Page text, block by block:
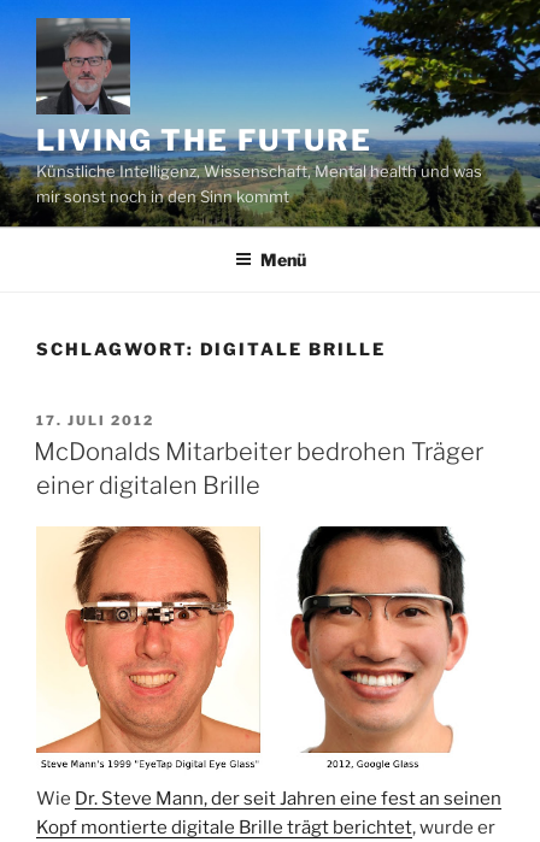
Zum
Inhalt
springen
LIVING THE FUTURE
Künstliche Intelligenz, Wissenschaft, Mental health und was
mir sonst noch in den Sinn kommt
Menü
SCHLAGWORT: DIGITALE BRILLE
VERÖFFENTLICHT
AM
17. JULI 2012
McDonalds Mitarbeiter bedrohen Träger
einer digitalen Brille
Wie Dr. Steve Mann, der seit Jahren eine fest an seinen
Kopf montierte digitale Brille trägt berichtet, wurde er